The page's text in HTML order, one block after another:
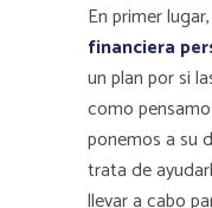
En primer
financiera
un plan por si
como
ponemos a su
trata de